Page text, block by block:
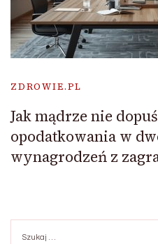
ZDROWIE.PL
Jak mądrze nie
opodatkowania w
wynagrodzeń z